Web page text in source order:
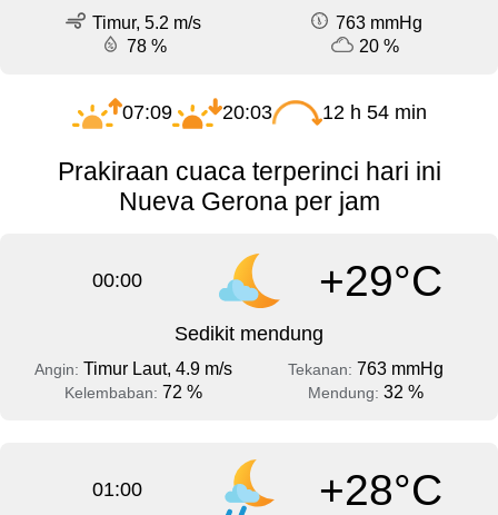
Timur, 5.2 m/s
763 mmHg
78 %
20 %
07:09 20:03 12 h 54 min
Prakiraan cuaca terperinci hari ini
Nueva Gerona per jam
00:00 +29°C
Sedikit mendung
Angin: Timur Laut, 4.9 m/s Tekanan: 763 mmHg
Kelembaban: 72 % Mendung: 32 %
01:00 +28°C